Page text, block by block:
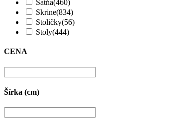
Šatňa(460)
Skrine(834)
Stoličky(56)
Stoly(444)
CENA
Šírka (cm)